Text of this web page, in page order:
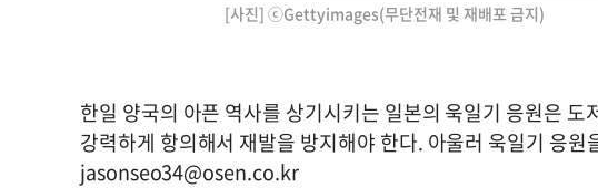
[사진] ⓒGettyimages(무단전재 및 재배포 금지)
한일 양국의 아픈 역사를 상기시키는 일본의 욱일기 응원은
강력하게 항의해서 재발을 방지해야 한다. 아울러 욱일기 응
jasonseo34@osen.co.kr